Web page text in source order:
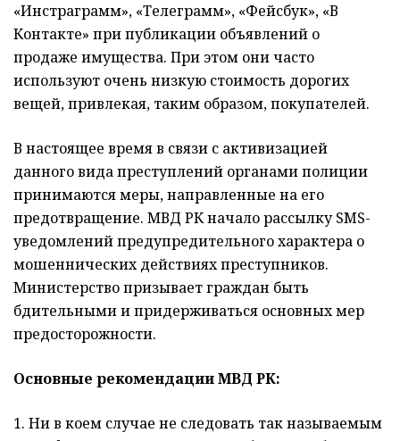
«Инстраграмм», «Телеграмм», «Фейсбук», «В
Контакте» при публикации объявлений о
продаже имущества. При этом они часто
используют очень низкую стоимость дорогих
вещей, привлекая, таким образом, покупателей.
В настоящее время в связи с активизацией
данного вида преступлений органами полиции
принимаются меры, направленные на его
предотвращение. МВД РК начало рассылку SMS-
уведомлений предупредительного характера о
мошеннических действиях преступников.
Министерство призывает граждан быть
бдительными и придерживаться основных мер
предосторожности.
Основные рекомендации МВД РК:
1. Ни в коем случае не следовать так называемым